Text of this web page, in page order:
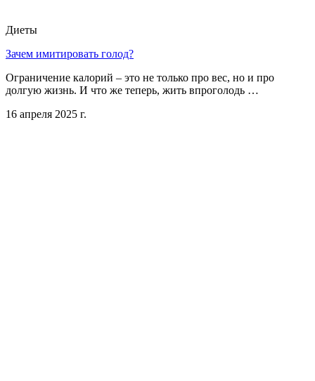
Диеты
Зачем имитировать голод?
Ограничение калорий – это не только про вес, но и про
долгую жизнь. И что же теперь, жить впроголодь …
16 апреля 2025 г.